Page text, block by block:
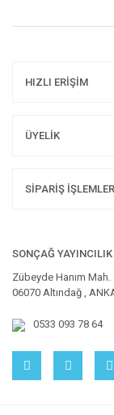
HIZLI ERİŞİM
ÜYELİK
SİPARİŞ
SONÇAĞ
Zübeyde Hanım
06070 Altındağ ,
0533 093 78 64